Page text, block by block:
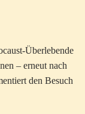
Überlebende
– erneut nach
den Besuch